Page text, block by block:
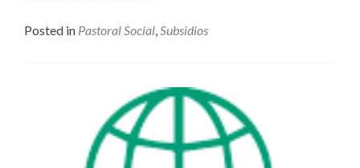
Posted in Pastoral Social,Subsidios